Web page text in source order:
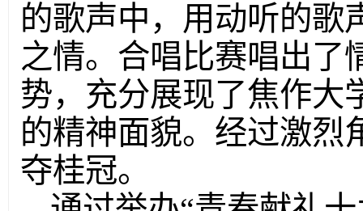
的歌声中，用动听的歌
之情。合唱比赛唱出了
势，充分展现了焦作大
的精神面貌。经过激烈
夺桂冠。